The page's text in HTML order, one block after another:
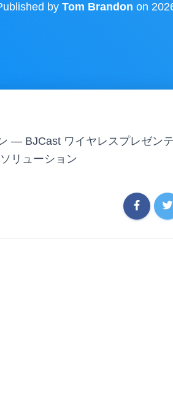
by Tom Brandon on
— BJCast ワイヤレスプレゼン
リューション